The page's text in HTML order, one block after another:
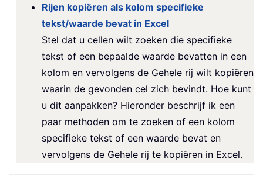
Rijen kopiëren als kolom specifieke
tekst/waarde bevat in Excel
Stel dat u cellen wilt zoeken die specifieke
tekst of een bepaalde waarde bevatten in een
kolom en vervolgens de Gehele rij wilt kopiëren
waarin de gevonden cel zich bevindt. Hoe kunt
u dit aanpakken? Hieronder beschrijf ik een
paar methoden om te zoeken of een kolom
specifieke tekst of een waarde bevat en
vervolgens de Gehele rij te kopiëren in Excel.